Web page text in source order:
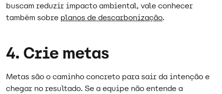
buscam reduzir impacto ambiental, vale conhecer
também sobre planos de descarbonização​.
4. Crie metas
Metas são o caminho concreto para sair da intenção e
chegar no resultado. Se a equipe não entende a